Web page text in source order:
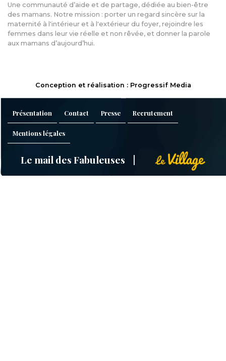
Une communauté d’aide et de partage, dédiée au bien-être
des mamans. Notre mission : porter un regard sincère sur la
maternité à l'intérieur et à l'extérieur du foyer, rejoindre les
femmes dans leur vie réelle et non rêvée, et donner la parole
aux mamans d’aujourd’hui.
Conception et réalisation : Progressif Media
Présentation Contact Presse Recrutement
Mentions légales
Le mail des Fabuleuses